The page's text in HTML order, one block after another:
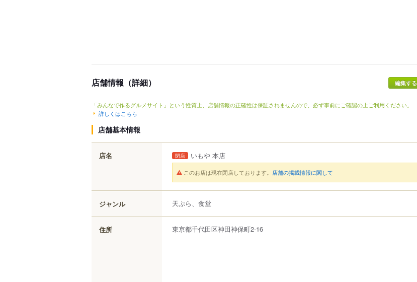
店舗情報（詳細） 編集する
「みんなで作るグルメサイト」という性質上、店舗情報の正確性は保証されませんので、必ず事前にご確認の上ご利用ください。
詳しくはこちら
店舗基本情報
店名 閉店 いもや 本店
このお店は現在閉店しております。 店舗の掲載情報に関して
ジャンル 天ぷら、食堂
住所 東京都千代田区神田神保町2-16